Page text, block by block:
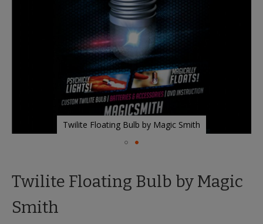
Twilite Floating Bulb by Magic Smith
der
springen
Twilite Floating Bulb by Magic
Smith